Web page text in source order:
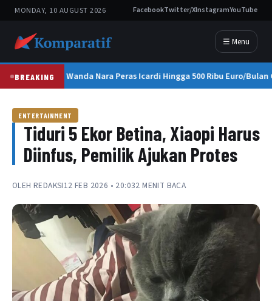
MONDAY, 10 AUGUST 2026 FacebookTwitter/XInstagramYouTube
☰ Menu
BREAKINGUpaya Wanda Nara Peras Icardi Hingga 500 Ribu Euro/Bulan
ENTERTAINMENT
Tiduri 5 Ekor Betina, Xiaopi Harus
Diinfus, Pemilik Ajukan Protes
OLEH REDAKSI12 FEB 2026 • 20:032 MENIT BACA